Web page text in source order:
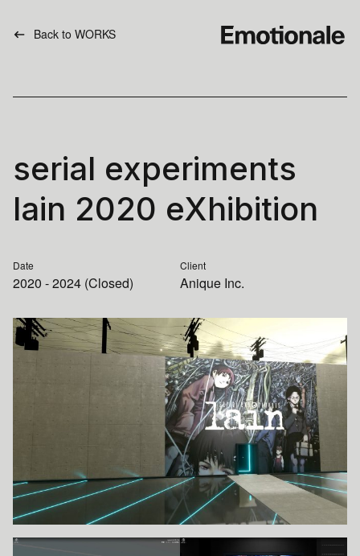
Back to WORKS
serial experiments
lain 2020 eXhibition
Date
2020 - 2024 (Closed)
Client
Anique Inc.